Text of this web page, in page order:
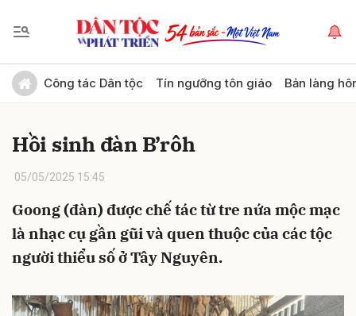
Công tác Dân tộc Tín ngưỡng tôn giáo Bản làng
Hồi sinh đàn B’rôh
05/05/2025 15:45
Goong (đàn) được chế tác từ tre nứa mộc mạc
là nhạc cụ gần gũi và quen thuộc của các tộc
người thiểu số ở Tây Nguyên.
Gửi bình luận
Hủy Gửi